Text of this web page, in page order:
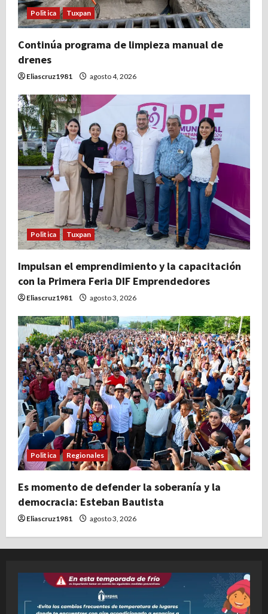
Politica Tuxpan
Continúa programa de limpieza manual de
drenes
Eliascruz1981 agosto 4, 2026
Politica Tuxpan
Impulsan el emprendimiento y la capacitación
con la Primera Feria DIF Emprendedores
Eliascruz1981 agosto 3, 2026
Politica Regionales
Es momento de defender la soberanía y la
democracia: Esteban Bautista
Eliascruz1981 agosto 3, 2026